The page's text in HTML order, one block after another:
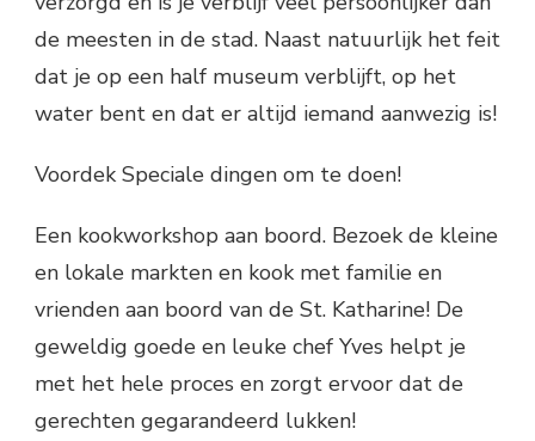
de meesten in de stad. Naast natuurlijk het feit
dat je op een half museum verblijft, op het
water bent en dat er altijd iemand aanwezig is!
Voordek Speciale dingen om te doen!
Een kookworkshop aan boord. Bezoek de kleine
en lokale markten en kook met familie en
vrienden aan boord van de St. Katharine! De
geweldig goede en leuke chef Yves helpt je
met het hele proces en zorgt ervoor dat de
gerechten gegarandeerd lukken!